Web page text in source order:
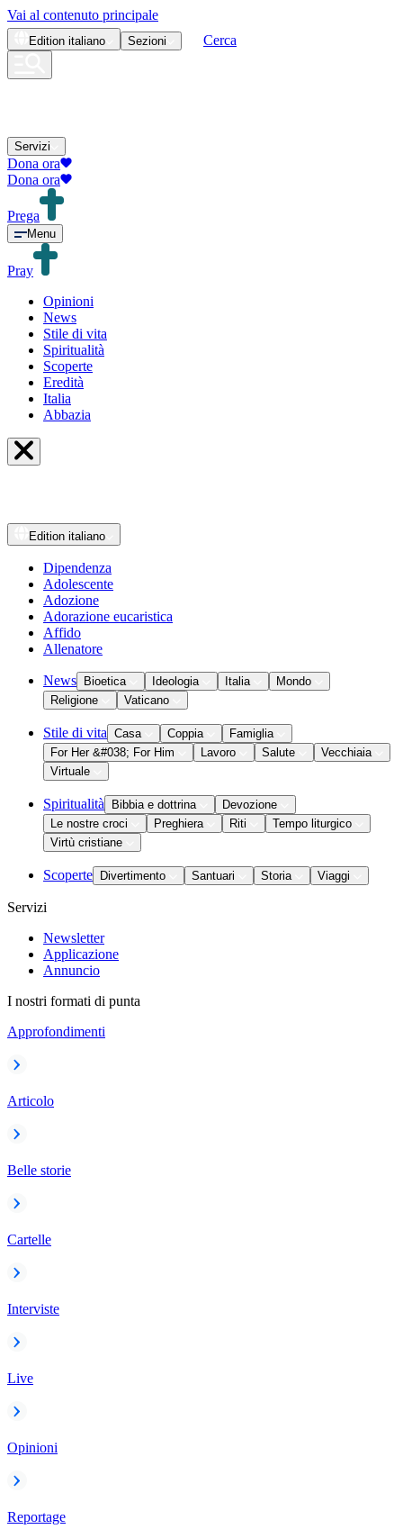
Vai al contenuto principale
Edition italiano Sezioni Cerca
Servizi
Dona ora
Dona ora
Prega
Menu
Pray
Opinioni
News
Stile di vita
Spiritualità
Scoperte
Eredità
Italia
Abbazia
Edition italiano
Dipendenza
Adolescente
Adozione
Adorazione eucaristica
Affido
Allenatore
News Bioetica Ideologia Italia
Mondo
Religione
Vaticano
Stile di vita Casa Coppia
Famiglia
For Her &#038; For Him
Lavoro Salute
Vecchiaia
Virtuale
Spiritualità Bibbia e dottrina
Devozione
Le nostre croci
Preghiera Riti
Tempo liturgico
Virtù cristiane
Scoperte Divertimento Santuari Storia Viaggi
Servizi
Newsletter
Applicazione
Annuncio
I nostri formati di punta
Approfondimenti
Articolo
Belle storie
Cartelle
Interviste
Live
Opinioni
Reportage